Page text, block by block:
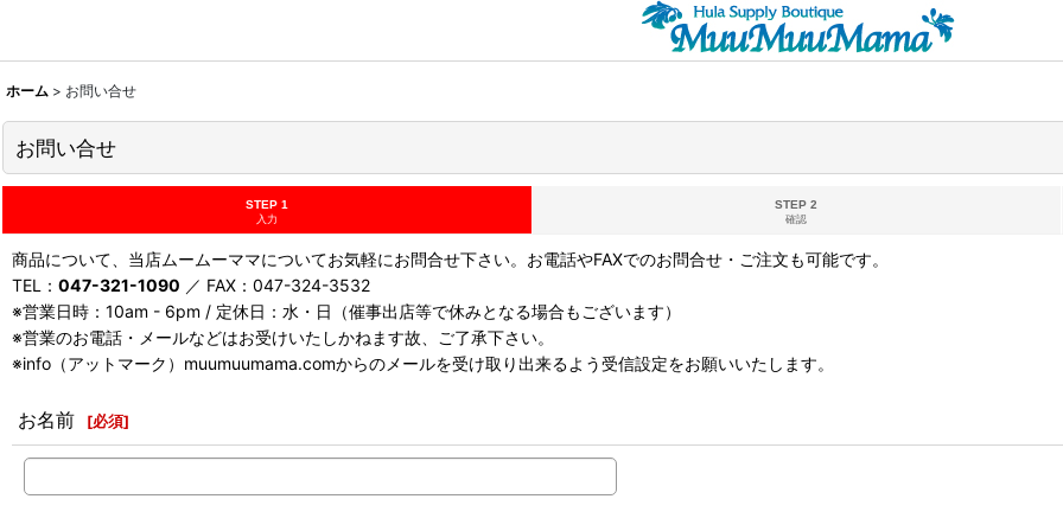
ホーム > お問い合せ
お問い合せ
STEP 1
入力
STEP 2
確認
商品について、当店ムームーママについてお気軽にお問合せ下さい。お電話やFAXでのお問合せ・ご注文も可能です。
TEL： 047-321-1090 ／ FAX：047-324-3532
※営業日時：10am - 6pm / 定休日：水・日（催事出店等で休みとなる場合もございます）
※営業のお電話・メールなどはお受けいたしかねます故、ご了承下さい。
※info（アットマーク）muumuumama.comからのメールを受け取り出来るよう受信設定をお願いいたします。
お名前 [必須]